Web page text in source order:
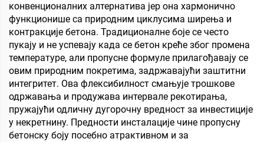
конвенционалних алтернатива јер она хармонично
функционише са природним циклусима ширења и
контракције бетона. Традиционалне боје се често
пукају и не успевају када се бетон креће због промена
температуре, али пропусне формуле прилагођавају се
овим природним покретима, задржавајући заштитни
интегритет. Ова флексибилност смањује трошкове
одржавања и продужава интервале рекотирања,
пружајући одличну дугорочну вредност за инвестиције
у некретнину. Предности инсталације чине пропусну
бетонску боју посебно атрактивном и за